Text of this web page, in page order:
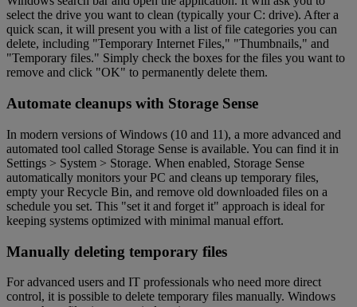
select the drive you want to clean (typically your C: drive). After a
quick scan, it will present you with a list of file categories you can
delete, including "Temporary Internet Files," "Thumbnails," and
"Temporary files." Simply check the boxes for the files you want to
remove and click "OK" to permanently delete them.
Automate cleanups with Storage Sense
In modern versions of Windows (10 and 11), a more advanced and
automated tool called Storage Sense is available. You can find it in
Settings > System > Storage. When enabled, Storage Sense
automatically monitors your PC and cleans up temporary files,
empty your Recycle Bin, and remove old downloaded files on a
schedule you set. This "set it and forget it" approach is ideal for
keeping systems optimized with minimal manual effort.
Manually deleting temporary files
For advanced users and IT professionals who need more direct
control, it is possible to delete temporary files manually. Windows